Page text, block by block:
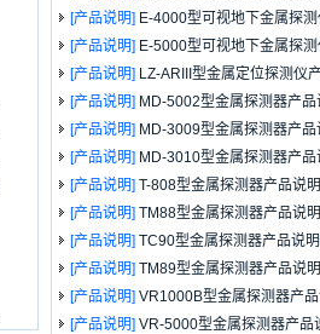
[产品说明] E-4000型可视地下金属探
[产品说明] E-5000型可视地下金属探
[产品说明] LZ-ARIII型金属定位探测仪
[产品说明] MD-5002型金属探测器产品
[产品说明] MD-3009型金属探测器产品
[产品说明] MD-3010型金属探测器产品
[产品说明] T-808型金属探测器产品说明
[产品说明] TM88型金属探测器产品说明
[产品说明] TC90型金属探测器产品说明
[产品说明] TM89型金属探测器产品说明
[产品说明] VR1000B型金属探测器产
[产品说明] VR-5000型金属探测器产品